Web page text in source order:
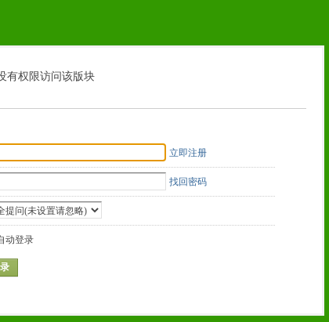
有权限访问该版块
立即注册
找回密码
动登录